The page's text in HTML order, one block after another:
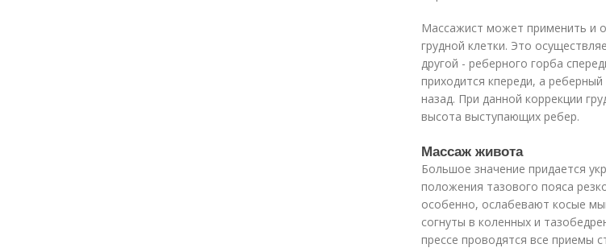
Массажист может применить и
грудной клетки. Это
другой - реберного горба
приходится кпереди, а
назад. При данной коррекции
высота выступающих ребер.
Массаж живота
Большое значение придается
положения тазового пояса
особенно, ослабевают косые
согнуты в коленных и
прессе проводятся все приемы